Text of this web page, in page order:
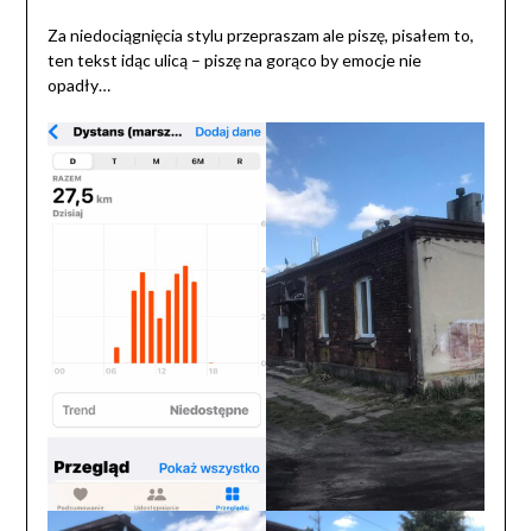
Za niedociągnięcia stylu przepraszam ale piszę, pisałem to,
ten tekst idąc ulicą – piszę na gorąco by emocje nie
opadły…